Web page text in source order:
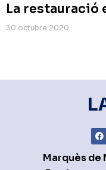
La restauració
30 octubre 2020
Marquès de